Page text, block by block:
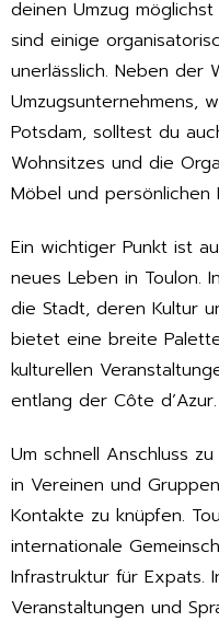
deinen Umzug
sind einige
unerlässlich. Neben der
Umzugsunternehmens,
Potsdam, solltest du
Wohnsitzes und die
Möbel und persönlichen
Ein wichtiger Punkt ist
neues Leben in Toulon.
die Stadt, deren Kultur
bietet eine breite
kulturellen
entlang der Côte d’Azur.
Um schnell Anschluss
in Vereinen und
Kontakte zu knüpfen.
internationale
Infrastruktur für Expats.
Veranstaltungen und